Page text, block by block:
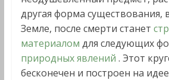
другая форма существования,
Земле, после смерти станет
материалом для следующих
природных явлений . Этот
бесконечен и построен на